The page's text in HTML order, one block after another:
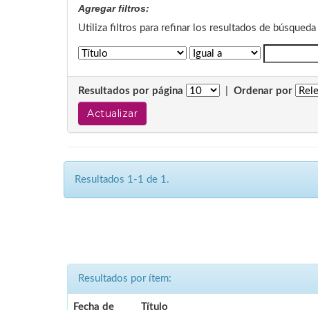
Agregar filtros:
Utiliza filtros para refinar los resultados de búsqueda
Resultados por página Ordenar por
Resultados 1-1 de 1.
Resultados por ítem:
Fecha de Título